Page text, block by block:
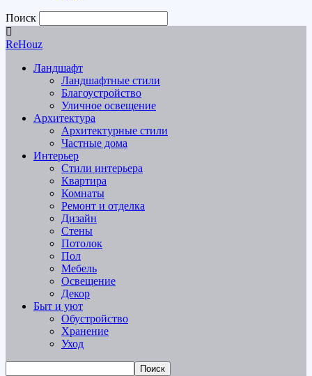
Поиск
ReHouz
Ландшафт
Ландшафтные стили
Благоустройство
Уличное освещение
Архитектура
Архитектурные стили
Частные дома
Интерьер
Стили интерьера
Квартира
Комнаты
Ремонт и отделка
Дизайн
Стены
Потолок
Пол
Мебель
Освещение
Декор
Быт и уют
Обустройство
Хранение
Уход